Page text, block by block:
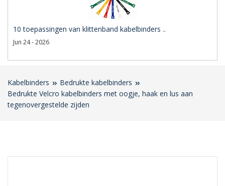
10 toepassingen van klittenband kabelbinders ..
Jun 24 - 2026
Kabelbinders
Bedrukte kabelbinders
Bedrukte Velcro kabelbinders met oogje, haak en lus aan
tegenovergestelde zijden